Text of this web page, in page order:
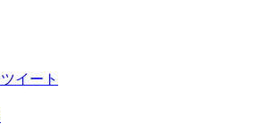
ツイート